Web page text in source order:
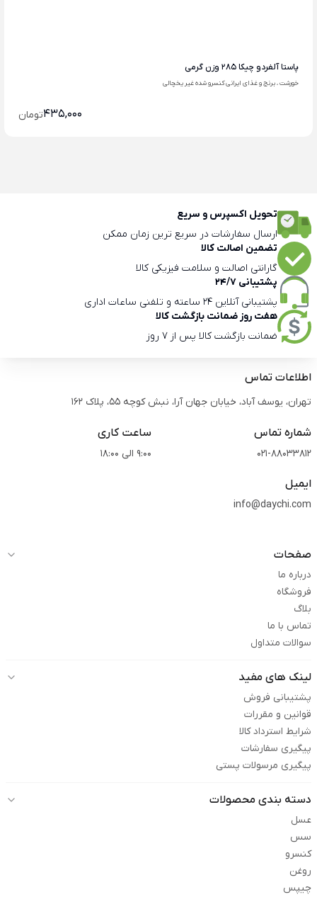
پاستا آلفردو چیکا 285 وزن گرمی
خورشت ، برنج و غذای ایرانی کنسرو شده غیر یخچالی
435,000تومان
تحویل اکسپرس و سریع
ارسال سفارشات در سریع ترین زمان ممکن
تضمین اصالت کالا
گارانتی اصالت و سلامت فیزیکی کالا
پشتیبانی 24/7
پشتیبانی آنلاین 24 ساعته و تلفنی ساعات اداری
هفت روز ضمانت بازگشت کالا
ضمانت بازگشت کالا پس از 7 روز
اطلاعات تماس
تهران، یوسف آباد، خیابان جهان آرا، نبش کوچه 55، پلاک 162
شماره تماس
021-88033812
ساعت کاری
9:00 الی 18:00
ایمیل
info@daychi.com
صفحات
درباره ما
فروشگاه
بلاگ
تماس با ما
سوالات متداول
لینک های مفید
پشتیبانی فروش
قوانین و مقررات
شرایط استرداد کالا
پیگیری سفارشات
پیگیری مرسولات پستی
دسته بندی محصولات
عسل
سس
کنسرو
روغن
چیپس